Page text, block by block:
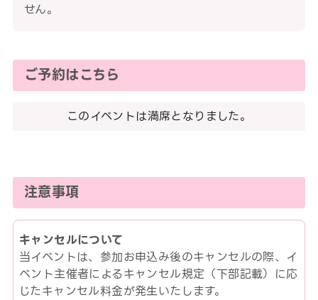
せん。
ご予約はこちら
このイベントは満席となりました。
注意事項
キャンセルについて
当イベントは、参加お申込み後のキャンセルの際、イ
ベント主催者によるキャンセル規定（下部記載）に応
じたキャンセル料金が発生いたします。